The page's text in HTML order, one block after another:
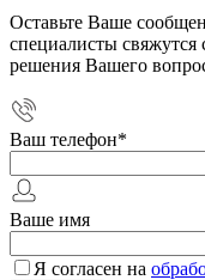
Оставьте Ваше
специалисты
решения Вашего
Ваш телефон*
Ваше имя
Я согласен на